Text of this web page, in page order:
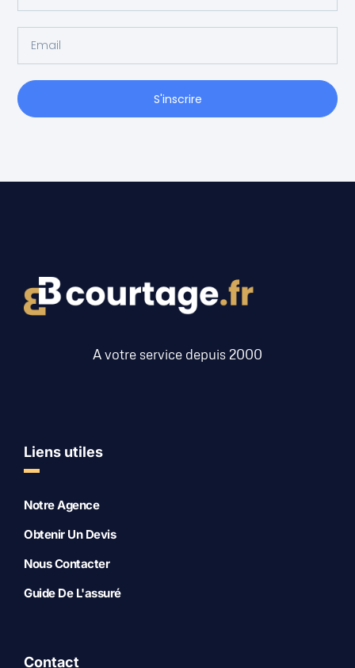
S'inscrire
A votre service depuis 2000
Liens utiles
Notre Agence
Obtenir Un Devis
Nous Contacter
Guide De L'assuré
Contact